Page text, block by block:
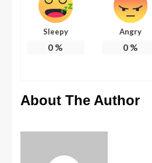
Sleepy
0 %
Angry
0%
About The Author